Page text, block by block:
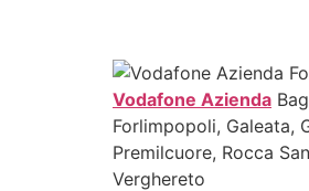
Vodafone Azienda
Forlimpopoli, Galeata,
Premilcuore, Rocca
Verghereto